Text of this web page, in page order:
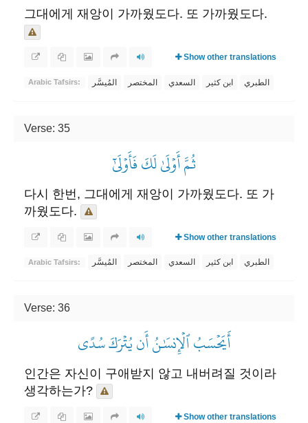
그대에게 재앙이 가까웠도다. 또 가까웠도다.
Show other translations
Arabic Tafsirs: المُيسَّر المختصر السعدي ابن كثير الطبري
Verse: 35
ثُمَّ أَوۡلَىٰ لَكَ فَأَوۡلَىٰٓ
다시 한번, 그대에게 재앙이 가까웠도다. 또 가
까웠도다.
Show other translations
Arabic Tafsirs: المُيسَّر المختصر السعدي ابن كثير الطبري
Verse: 36
أَيَحۡسَبُ ٱلۡإِنسَٰنُ أَن يُتۡرَكَ سُدًى
인간은 자신이 구애받지 않고 내버려질 것이라
생각하는가?
Show other translations